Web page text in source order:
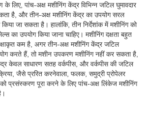
के लिए, पांच-अक्ष मशीनिंग केंद्र विभिन्न जटिल घुमावदार
है, और तीन-अक्ष मशीनिंग केंद्र का उपयोग सरल
किया जा सकता है। हालांकि, तीन निर्देशांक में मशीनिंग को
का उपयोग किया जाना चाहिए। मशीनिंग दक्षता बहुत
कम है, अगर तीन-अक्ष मशीनिंग केंद्र जटिल
करते हैं, तो मशीन उपकरण मशीनिंग नहीं कर सकता है,
केवल साधारण सतह वर्कपीस, और वर्कपीस की जटिल
जैसे प्ररित करनेवाला, फलक, समुद्री प्रोपेलर
को प्रसंस्करण पूरा करने के लिए पांच-अक्ष लिंकेज मशीनिंग